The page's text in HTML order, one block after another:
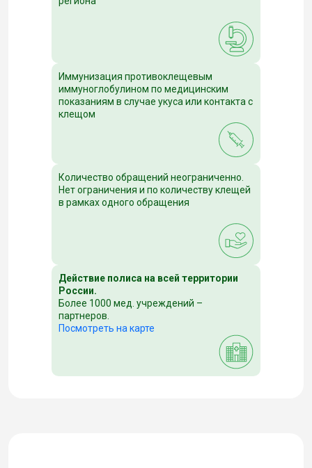
Иммунизация противоклещевым
иммуноглобулином по медицинским
показаниям в случае укуса или контакта с
клещом
Количество обращений неограниченно.
Нет ограничения и по количеству клещей
в рамках одного обращения
Действие полиса на всей территории
России.
Более 1000 мед. учреждений –
партнеров.
Посмотреть на карте